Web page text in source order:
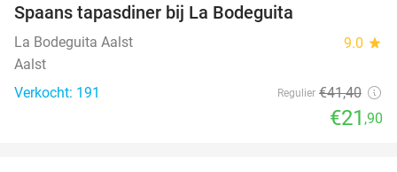
Spaans tapasdiner bij La Bodeguita
La Bodeguita Aalst 9.0 star
Aalst
Verkocht: 191
Regulier €41,40
€21 ,90